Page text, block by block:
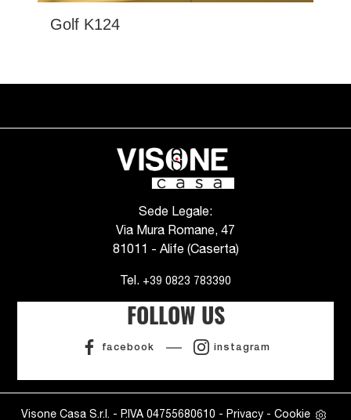
Golf K124
Sede Legale:
Via Mura Romane, 47
81011 - Alife (Caserta)
Tel. +39 0823 783390
FOLLOW US
facebook instagram
Visone Casa S.r.l. - P.IVA 04755680610 - Privacy - Cookie